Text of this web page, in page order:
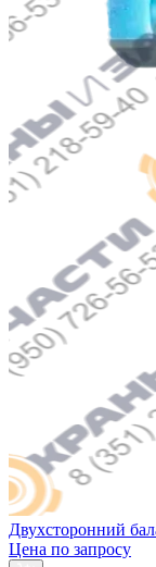
Двухсторонний
Цена по запросу